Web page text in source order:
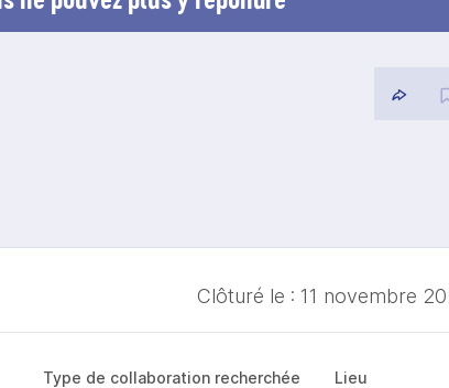
Clôturé le : 11 novembre
Type de collaboration recherchée Lieu